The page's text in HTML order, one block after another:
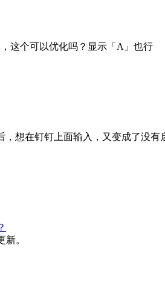
这个可以优化吗？显示「A」也行
，想在钉钉上面输入，又变成了没
。